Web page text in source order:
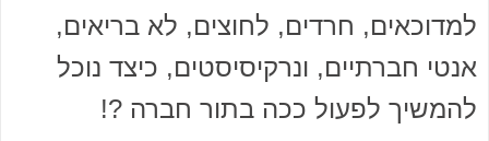
למדוכאים, חרדים, לחוצים, לא בריאים,
אנטי חברתיים, ונרקיסיסטים, כיצד נוכל
להמשיך לפעול ככה בתור חברה ?!